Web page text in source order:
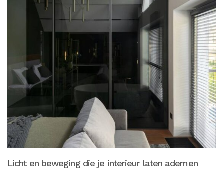
Licht en beweging die je interieur laten ademen